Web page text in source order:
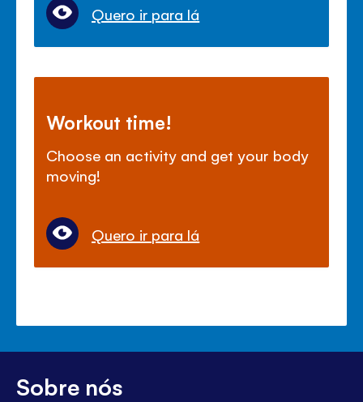
Quero ir para lá
Workout time!
Choose an activity and get your body
moving!
Quero ir para lá
Sobre nós